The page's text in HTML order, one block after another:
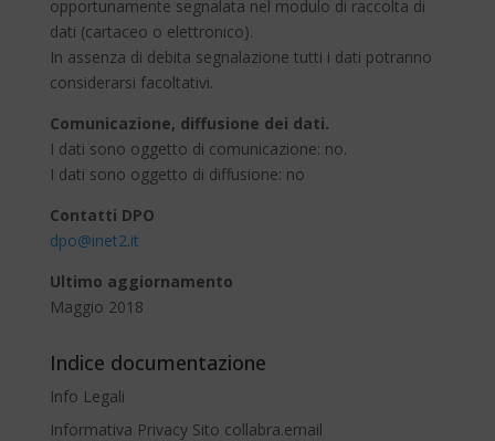
opportunamente segnalata nel modulo di raccolta di
dati (cartaceo o elettronico).
In assenza di debita segnalazione tutti i dati potranno
considerarsi facoltativi.
Comunicazione, diffusione dei dati.
I dati sono oggetto di comunicazione: no.
I dati sono oggetto di diffusione: no
Contatti DPO
dpo@inet2.it
Ultimo aggiornamento
Maggio 2018
Indice documentazione
Info Legali
Informativa Privacy Sito collabra.email